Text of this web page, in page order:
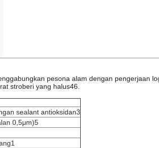
pesona alam dengan pengerjaan
stroberi yang halus46
sealant antioksidan3
0,5μm)5
1